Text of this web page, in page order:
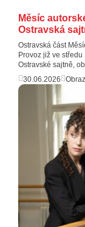
Měsíc
Ostravská
Ostravská část
Provoz již ve
Ostravské sajtně,
30.06.2026